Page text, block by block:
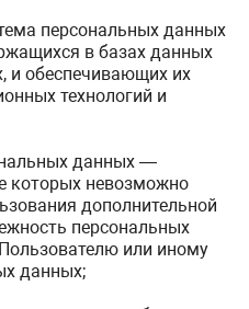
персональных данных
в базах данных
и обеспечивающих их
технологий и
данных —
которых невозможно
дополнительной
персональных
или иному
данных;